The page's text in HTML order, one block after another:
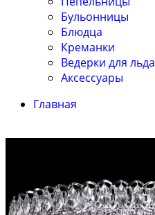
Бульонницы
Блюдца
Креманки
Ведерки для льда
Аксессуары
Главная